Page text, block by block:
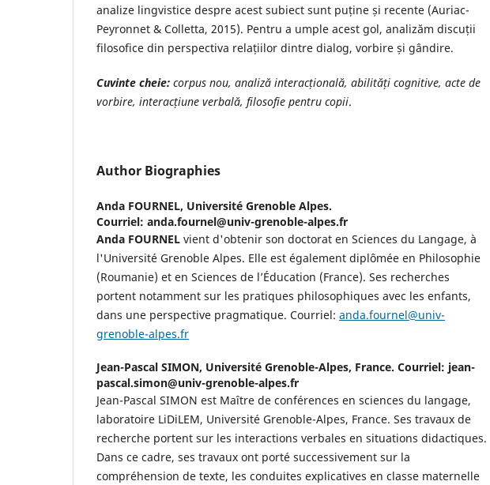
analize lingvistice despre acest subiect sunt puține și recente (Auriac-
Peyronnet & Colletta, 2015). Pentru a umple acest gol, analizăm discuții
filosofice din perspectiva relațiilor dintre dialog, vorbire și gândire.
Cuvinte cheie: corpus nou, analiză interacțională, abilități cognitive, acte de
vorbire, interacțiune verbală, filosofie pentru copii.
Author Biographies
Anda FOURNEL, Université Grenoble Alpes.
Courriel: anda.fournel@univ-grenoble-alpes.fr
Anda FOURNEL vient d'obtenir son doctorat en Sciences du Langage, à
l'Université Grenoble Alpes. Elle est également diplômée en Philosophie
(Roumanie) et en Sciences de l’Éducation (France). Ses recherches
portent notamment sur les pratiques philosophiques avec les enfants,
dans une perspective pragmatique. Courriel: anda.fournel@univ-
grenoble-alpes.fr
Jean-Pascal SIMON, Université Grenoble-Alpes, France. Courriel: jean-
pascal.simon@univ-grenoble-alpes.fr
Jean-Pascal SIMON est Maître de conférences en sciences du langage,
laboratoire LiDiLEM, Université Grenoble-Alpes, France. Ses travaux de
recherche portent sur les interactions verbales en situations didactiques.
Dans ce cadre, ses travaux ont porté successivement sur la
compréhension de texte, les conduites explicatives en classe maternelle